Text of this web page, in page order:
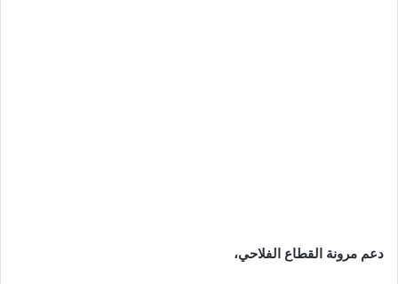
دعم مرونة القطاع الفلاحي،